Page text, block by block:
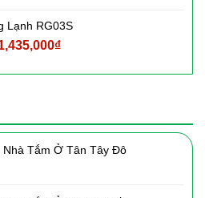
là:
2,160,000₫.
Lạnh RG03S
₫Giá
tại
Nhà Tắm Ở Tân Tây Đô